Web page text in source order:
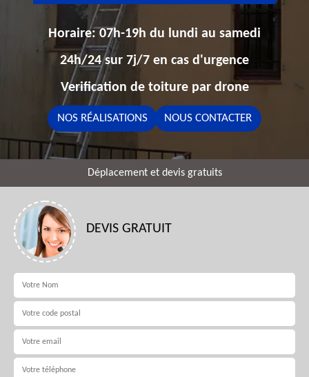
Horaire: 07h-19h du lundi au samedi
24h/24 sur 7j/7 en cas d'urgence
Verification de toiture par drone
NOS RÉALISATIONS NOUS CONTACTER
Déplacement et devis gratuits
DEVIS GRATUIT